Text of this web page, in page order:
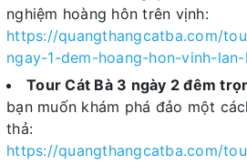
nghiệm hoàng hôn trên vịnh:
https://quangthangcatba.com/
ngay-1-dem-hoang-hon-vinh-lan-
Tour Cát Bà 3 ngày 2 đêm
bạn muốn khám phá đảo một
thả:
https://quangthangcatba.com/